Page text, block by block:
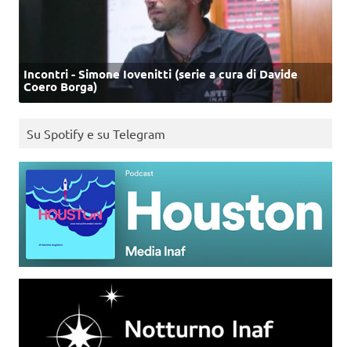
Incontri - Simone Iovenitti (serie a cura di Davide
Coero Borga)
Su Spotify e su Telegram